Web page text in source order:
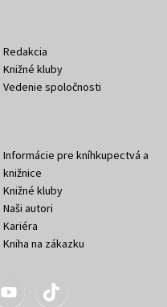
Redakcia
Knižné kluby
Vedenie spoločnosti
Informácie pre kníhkupectvá a
knižnice
Knižné kluby
Naši autori
Kariéra
Kniha na zákazku